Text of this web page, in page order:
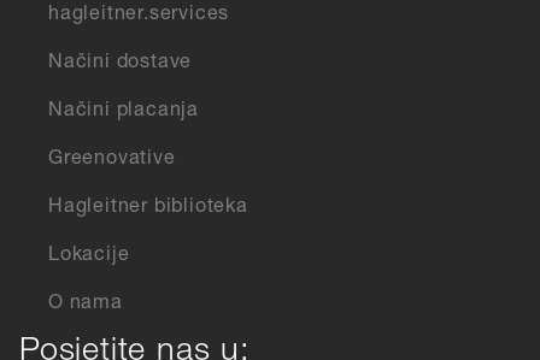
hagleitner.services
Načini dostave
Načini placanja
Greenovative
Hagleitner biblioteka
Lokacije
O nama
Posjetite nas u: